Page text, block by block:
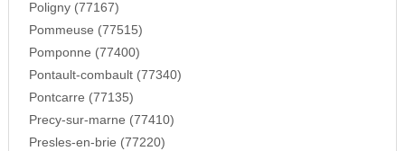
Poligny (77167)
Pommeuse (77515)
Pomponne (77400)
Pontault-combault (77340)
Pontcarre (77135)
Precy-sur-marne (77410)
Presles-en-brie (77220)